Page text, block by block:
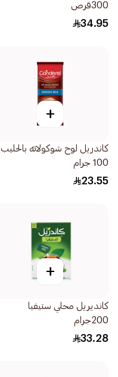
300قرص
34.95
+
كاندريل لوح شوكولاته بالحليب
100 جرام
23.55
+
كانديريل محلي ستيفيا
200جرام
33.28